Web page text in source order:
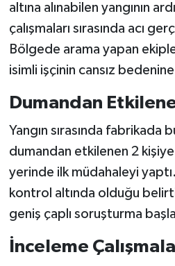
altına alınabilen yangının
çalışmaları sırasında acı
Bölgede arama yapan
isimli işçinin cansız
Dumandan
Yangın sırasında fabrikada
dumandan etkilenen 2
yerinde ilk müdahaleyi yaptı.
kontrol altında olduğu
geniş çaplı soruşturma
İnceleme